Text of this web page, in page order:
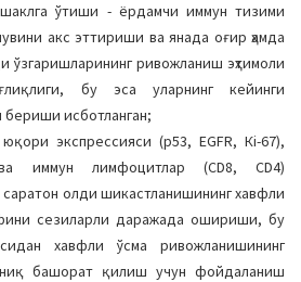
ўтиши - ёрдамчи иммун тизими
акс эттириши ва янада оғир ҳамда
ўзгаришларининг ривожланиш эҳтимоли
бу эса уларнинг кейинги
бериши исботланган;
экспрессияси (p53, EGFR, Кi-67),
иммун лимфоцитлар (CD8, CD4)
олди шикастланишининг хавфли
сезиларли даражада ошириши, бу
хавфли ўсма ривожланишининг
башорат қилиш учун фойдаланиш